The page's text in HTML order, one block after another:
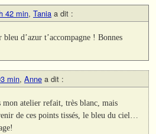
42 min, Tania a dit :
d’azur t’accompagne ! Bonnes
min, Anne a dit :
mon atelier refait, très blanc, mais
de ces points tissés, le bleu du ciel…